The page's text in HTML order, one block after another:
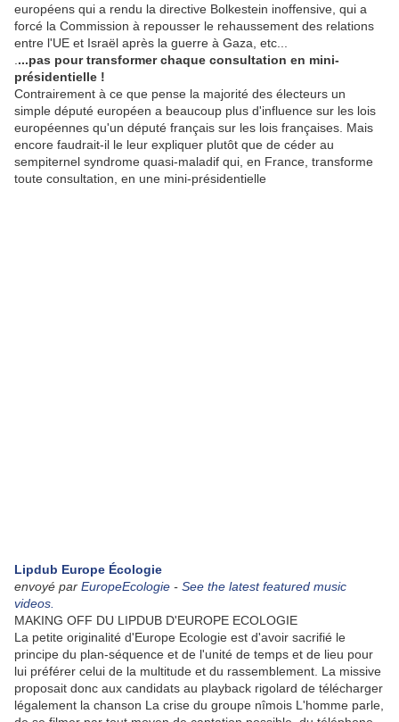
européens qui a rendu la directive Bolkestein inoffensive, qui a
forcé la Commission à repousser le rehaussement des relations
entre l'UE et Israël après la guerre à Gaza, etc...
...pas pour transformer chaque consultation en mini-
présidentielle !
Contrairement à ce que pense la majorité des électeurs un
simple député européen a beaucoup plus d'influence sur les lois
européennes qu'un député français sur les lois françaises. Mais
encore faudrait-il le leur expliquer plutôt que de céder au
sempiternel syndrome quasi-maladif qui, en France, transforme
toute consultation, en une mini-présidentielle
Lipdub Europe Écologie
envoyé par EuropeEcologie - See the latest featured music
videos.
MAKING OFF DU LIPDUB D'EUROPE ECOLOGIE
La petite originalité d'Europe Ecologie est d'avoir sacrifié le
principe du plan-séquence et de l'unité de temps et de lieu pour
lui préférer celui de la multitude et du rassemblement. La missive
proposait donc aux candidats au playback rigolard de télécharger
légalement la chanson La crise du groupe nîmois L'homme parle,